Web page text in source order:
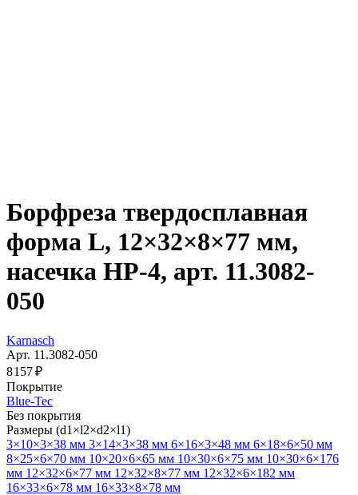
Борфреза твердосплавная
форма L, 12×32×8×77 мм,
насечка HP-4, арт. 11.3082-
050
Karnasch
Арт. 11.3082-050
8 157 ₽
Покрытие
Blue-Tec
Без покрытия
Размеры (d1×l2×d2×l1)
3×10×3×38 мм 3×14×3×38 мм 6×16×3×48 мм 6×18×6×50 мм
8×25×6×70 мм 10×20×6×65 мм 10×30×6×75 мм 10×30×6×176
мм 12×32×6×77 мм 12×32×8×77 мм 12×32×6×182 мм
16×33×6×78 мм 16×33×8×78 мм